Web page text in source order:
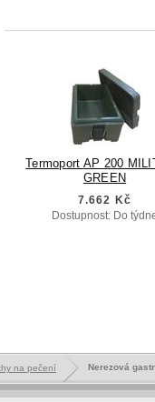
Termoport AP 200
GREEN
7.662 Kč
Dostupnost: Do
na pečení Nerezová